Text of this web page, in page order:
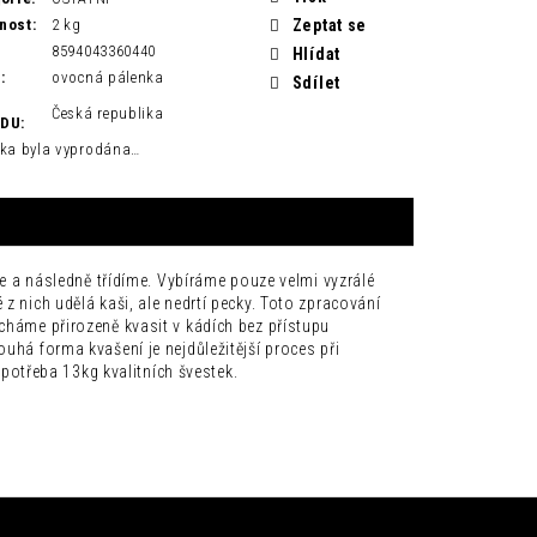
:
2 kg
8594043360440
:
ovocná pálenka
:
Česká republika
byla vyprodána…
Zeptat se
Hlídat
Sdílet
následně třídíme. Vybíráme pouze velmi vyzrálé
nich udělá kaši, ale nedrtí pecky. Toto zpracování
přirozeně kvasit v kádích bez přístupu
forma kvašení je nejdůležitější proces při
13kg kvalitních švestek.